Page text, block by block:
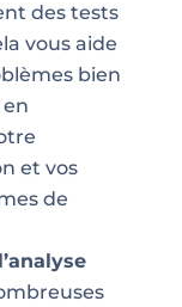
des tests
vous aide
bien
et vos
de